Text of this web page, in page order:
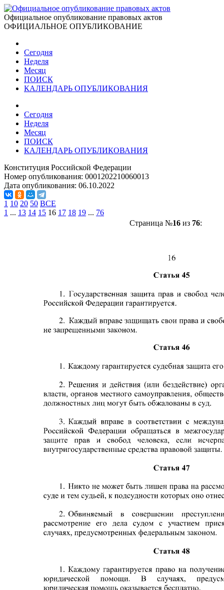
Официальное опубликование правовых актов
ОФИЦИАЛЬНОЕ ОПУБЛИКОВАНИЕ
Сегодня
Неделя
Месяц
ПОИСК
КАЛЕНДАРЬ ОПУБЛИКОВАНИЯ
Сегодня
Неделя
Месяц
ПОИСК
КАЛЕНДАРЬ ОПУБЛИКОВАНИЯ
Конституция Российской Федерации
Номер опубликования: 0001202210060013
Дата опубликования: 06.10.2022
1 10 20 50 ВСЕ
1 ... 13 14 15 16 17 18 19 ... 76
Страница №16из 76: